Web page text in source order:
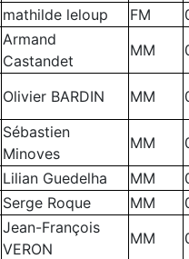
mathilde leloup FM
Armand
Castandet
MM
Olivier BARDIN MM
Sébastien
Minoves
MM
Lilian Guedelha MM
Serge Roque MM
Jean-François
VERON
MM